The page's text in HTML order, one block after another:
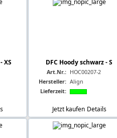
XS DFC Hoody schwarz - S
Art.Nr.: HOC00207-2
Hersteller: Align
Lieferzeit:
Jetzt kaufen Details